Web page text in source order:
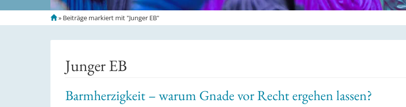
S
t
» Beiträge markiert mit "Junger EB"
Junger EB
Barmherzigkeit – warum Gnade vor Recht ergehen lassen?